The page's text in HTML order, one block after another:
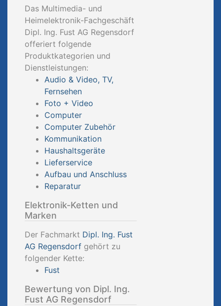
Das Multimedia- und
Heimelektronik-Fachgeschäft
Dipl. Ing. Fust AG Regensdorf
offeriert folgende
Produktkategorien und
Dienstleistungen:
Audio & Video, TV,
Fernsehen
Foto + Video
Computer
Computer Zubehör
Kommunikation
Haushaltsgeräte
Lieferservice
Aufbau und Anschluss
Reparatur
Elektronik-Ketten und
Marken
Der Fachmarkt Dipl. Ing. Fust
AG Regensdorf gehört zu
folgender Kette:
Fust
Bewertung von Dipl. Ing.
Fust AG Regensdorf